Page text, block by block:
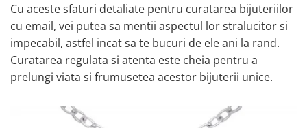
Cu aceste sfaturi detaliate pentru curatarea bijuteriilor
cu email, vei putea sa mentii aspectul lor stralucitor si
impecabil, astfel incat sa te bucuri de ele ani la rand.
Curatarea regulata si atenta este cheia pentru a
prelungi viata si frumusetea acestor bijuterii unice.